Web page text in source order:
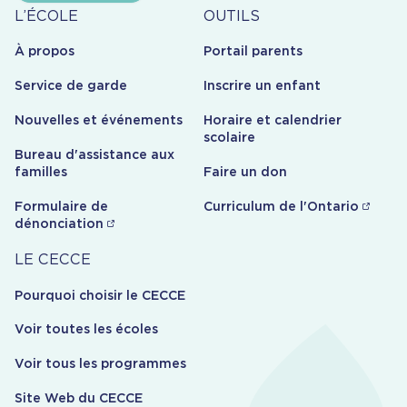
du service d’orientation ou de la direction de
À
propos
L’ÉCOLE
À propos
Service de garde
Nouvelles et événements
Bureau d'assistance aux
familles
Formulaire de
dénonciation
Outils
OUTILS
Portail parents
Inscrire un enfant
Horaire et calendrier
scolaire
Faire un don
Curriculum de l'Ontario
Carrière
LE CECCE
Pourquoi choisir le CECCE
Voir toutes les écoles
Voir tous les programmes
Site Web du CECCE